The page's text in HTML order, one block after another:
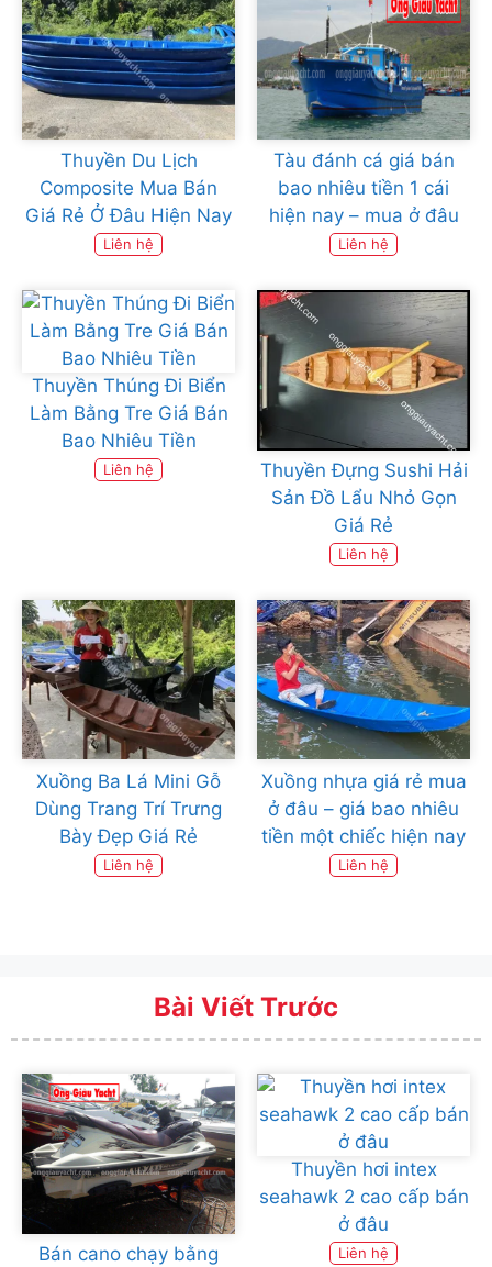
Thuyền Du Lịch
Composite Mua Bán
Giá Rẻ Ở Đâu Hiện Nay
Liên hệ
Tàu đánh cá giá bán
bao nhiêu tiền 1 cái
hiện nay – mua ở đâu
Liên hệ
Thuyền Thúng Đi Biển
Làm Bằng Tre Giá Bán
Bao Nhiêu Tiền
Liên hệ
Thuyền Đựng Sushi Hải
Sản Đồ Lẩu Nhỏ Gọn
Giá Rẻ
Liên hệ
Xuồng Ba Lá Mini Gỗ
Dùng Trang Trí Trưng
Bày Đẹp Giá Rẻ
Liên hệ
Xuồng nhựa giá rẻ mua
ở đâu – giá bao nhiêu
tiền một chiếc hiện nay
Liên hệ
Bài Viết Trước
Bán cano chạy bằng
Thuyền hơi intex
seahawk 2 cao cấp bán
ở đâu
Liên hệ